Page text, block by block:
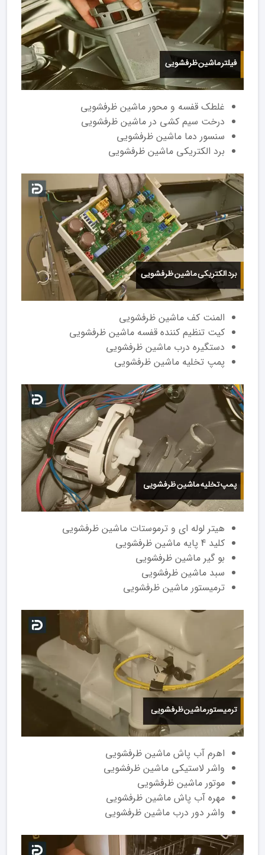
غلطک قفسه و محور ماشین ظرفشویی
درخت سیم کشی در ماشین ظرفشویی
سنسور دما ماشین ظرفشویی
برد الکتریکی ماشین ظرفشویی
المنت کف ماشین ظرفشویی
کیت تنظیم کننده قفسه ماشین ظرفشویی
دستگیره درب ماشین ظرفشویی
پمپ تخلیه ماشین ظرفشویی
هیتر لوله ای و ترموستات ماشین ظرفشویی
کلید 4 پایه ماشین ظرفشویی
بو گیر ماشین ظرفشویی
سبد ماشین ظرفشویی
ترمیستور ماشین ظرفشویی
اهرم آب پاش ماشین ظرفشویی
واشر لاستیکی ماشین ظرفشویی
موتور ماشین ظرفشویی‌
مهره آب پاش ماشین ظرفشویی
واشر دور درب ماشین ظرفشویی